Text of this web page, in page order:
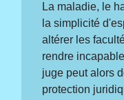
La maladie, le
la simplicité
altérer les
rendre
juge peut alors
protection